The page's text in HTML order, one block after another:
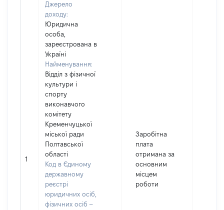
1
Джерело
доходу:
Юридична
особа,
зареєстрована в
Україні
Найменування:
Відділ з фізичної
культури і
спорту
виконавчого
комітету
Кременчуцької
міської ради
Полтавської
області
Код в Єдиному
державному
реєстрі
юридичних осіб,
фізичних осіб –
Заробітна
плата
отримана за
основним
місцем
роботи